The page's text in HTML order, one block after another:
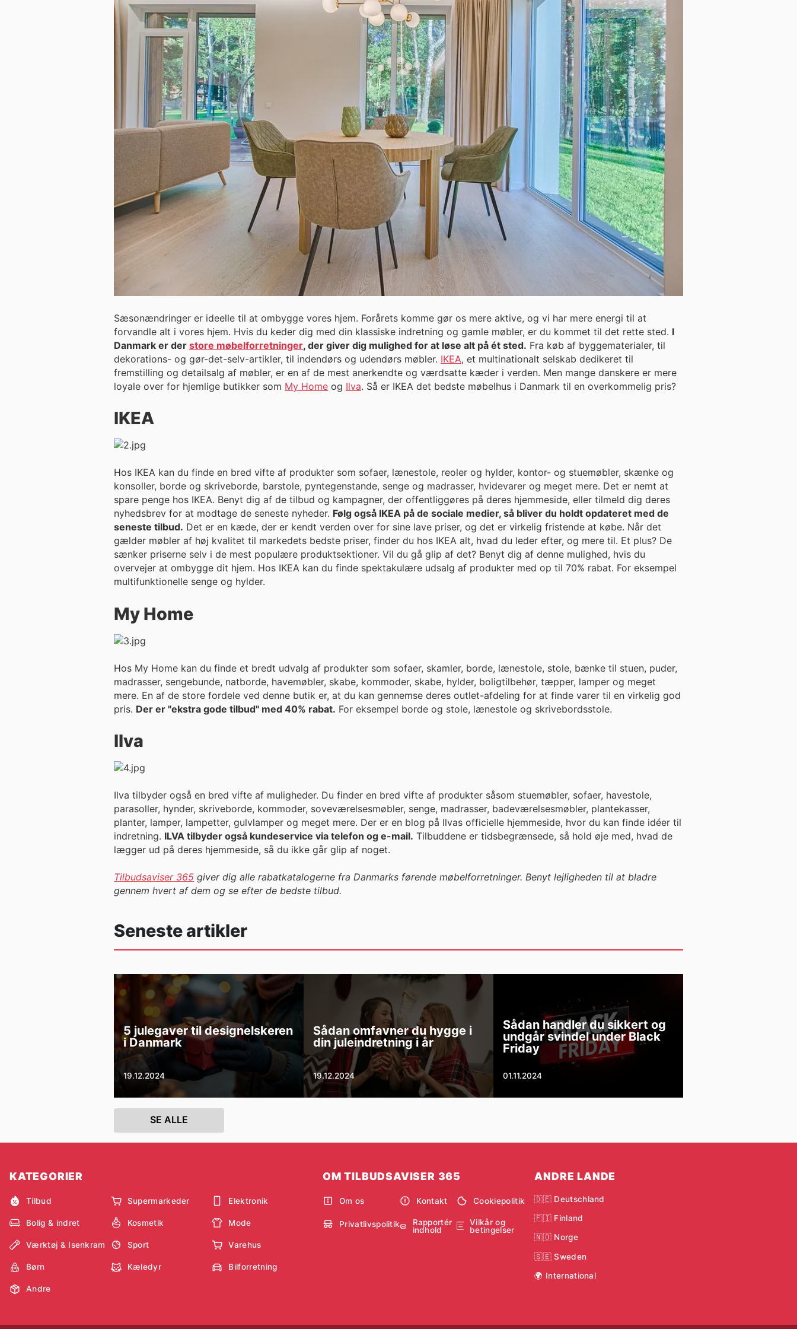
Sæsonændringer er ideelle til at ombygge vores hjem. Forårets komme gør os mere aktive, og vi har mere energi til at
forvandle alt i vores hjem. Hvis du keder dig med din klassiske indretning og gamle møbler, er du kommet til det rette sted. I
Danmark er der store møbelforretninger, der giver dig mulighed for at løse alt på ét sted. Fra køb af byggematerialer, til
dekorations- og gør-det-selv-artikler, til indendørs og udendørs møbler. IKEA, et multinationalt selskab dedikeret til
fremstilling og detailsalg af møbler, er en af de mest anerkendte og værdsatte kæder i verden. Men mange danskere er mere
loyale over for hjemlige butikker som My Home og Ilva. Så er IKEA det bedste møbelhus i Danmark til en overkommelig pris?
IKEA
Hos IKEA kan du finde en bred vifte af produkter som sofaer, lænestole, reoler og hylder, kontor- og stuemøbler, skænke og
konsoller, borde og skriveborde, barstole, pyntegenstande, senge og madrasser, hvidevarer og meget mere. Det er nemt at
spare penge hos IKEA. Benyt dig af de tilbud og kampagner, der offentliggøres på deres hjemmeside, eller tilmeld dig deres
nyhedsbrev for at modtage de seneste nyheder. Følg også IKEA på de sociale medier, så bliver du holdt opdateret med de
seneste tilbud. Det er en kæde, der er kendt verden over for sine lave priser, og det er virkelig fristende at købe. Når det
gælder møbler af høj kvalitet til markedets bedste priser, finder du hos IKEA alt, hvad du leder efter, og mere til. Et plus? De
sænker priserne selv i de mest populære produktsektioner. Vil du gå glip af det? Benyt dig af denne mulighed, hvis du
overvejer at ombygge dit hjem. Hos IKEA kan du finde spektakulære udsalg af produkter med op til 70% rabat. For eksempel
multifunktionelle senge og hylder.
My Home
Hos My Home kan du finde et bredt udvalg af produkter som sofaer, skamler, borde, lænestole, stole, bænke til stuen, puder,
madrasser, sengebunde, natborde, havemøbler, skabe, kommoder, skabe, hylder, boligtilbehør, tæpper, lamper og meget
mere. En af de store fordele ved denne butik er, at du kan gennemse deres outlet-afdeling for at finde varer til en virkelig god
pris. Der er "ekstra gode tilbud" med 40% rabat. For eksempel borde og stole, lænestole og skrivebordsstole.
Ilva
Ilva tilbyder også en bred vifte af muligheder. Du finder en bred vifte af produkter såsom stuemøbler, sofaer, havestole,
parasoller, hynder, skriveborde, kommoder, soveværelsesmøbler, senge, madrasser, badeværelsesmøbler, plantekasser,
planter, lamper, lampetter, gulvlamper og meget mere. Der er en blog på Ilvas officielle hjemmeside, hvor du kan finde idéer til
indretning. ILVA tilbyder også kundeservice via telefon og e-mail. Tilbuddene er tidsbegrænsede, så hold øje med, hvad de
lægger ud på deres hjemmeside, så du ikke går glip af noget.
Tilbudsaviser 365 giver dig alle rabatkatalogerne fra Danmarks førende møbelforretninger. Benyt lejligheden til at bladre
gennem hvert af dem og se efter de bedste tilbud.
Seneste artikler
5 julegaver til designelskeren
i Danmark
19.12.2024
Sådan omfavner du hygge i
din juleindretning i år
19.12.2024
Sådan handler du sikkert og
undgår svindel under Black
Friday
01.11.2024
SE ALLE
KATEGORIER
Tilbud Supermarkeder Elektronik
Bolig & indret Kosmetik Mode
Værktøj & Isenkram Sport Varehus
Børn Kæledyr Bilforretning
Andre
OM TILBUDSAVISER 365
Om os Kontakt Cookiepolitik
Privatlivspolitik
Rapportér
indhold
Vilkår og
betingelser
ANDRE LANDE
🇩🇪 Deutschland
🇫🇮 Finland
🇳🇴 Norge
🇸🇪 Sweden
🌍 International